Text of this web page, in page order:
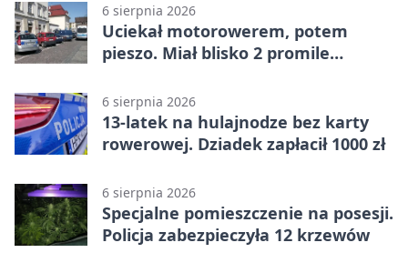
6 sierpnia 2026
Uciekał motorowerem, potem
pieszo. Miał blisko 2 promile
6 sierpnia 2026
13-latek na hulajnodze bez karty
rowerowej. Dziadek zapłacił 1000 zł
6 sierpnia 2026
Specjalne pomieszczenie na posesji.
Policja zabezpieczyła 12 krzewów